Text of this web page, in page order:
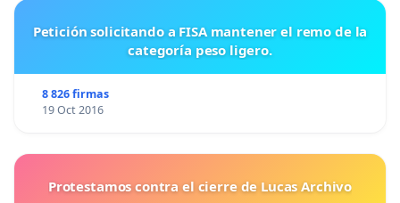
Petición solicitando a FISA mantener el remo de la
categoría peso ligero.
8 826 firmas
19 Oct 2016
Protestamos contra el cierre de Lucas Archivo